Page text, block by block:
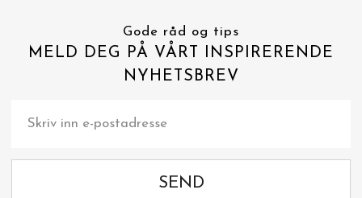
Gode råd og tips
MELD DEG PÅ VÅRT INSPIRERENDE
NYHETSBREV
SEND